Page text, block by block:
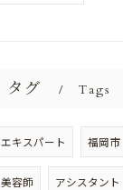
タグ Tags
エキスパート 福岡市
美容師 アシスタント